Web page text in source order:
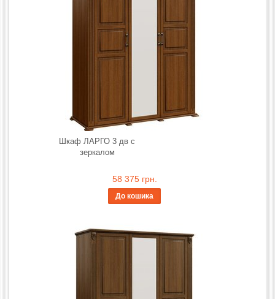
Шкаф ЛАРГО 3 дв с
зеркалом
58 375 грн.
До кошика